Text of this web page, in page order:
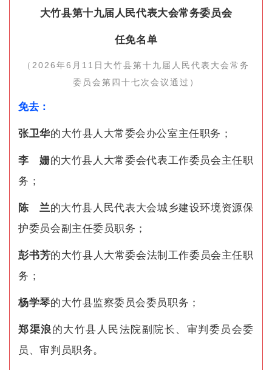
大竹县第十九届人民代表大会常务委员会
任免名单
（2026年6月11日大竹县第十九届人民代表大会常务
委员会第四十七次会议通过）
免去：
张卫华的大竹县人大常委会办公室主任职务；
李 姗的大竹县人大常委会代表工作委员会主任职
务；
陈 兰的大竹县人民代表大会城乡建设环境资源保
护委员会副主任委员职务；
彭书芳的大竹县人大常委会法制工作委员会主任职
务；
杨学琴的大竹县监察委员会委员职务；
郑渠浪的大竹县人民法院副院长、审判委员会委
员、审判员职务。